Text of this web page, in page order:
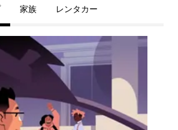
家族 レンタカー